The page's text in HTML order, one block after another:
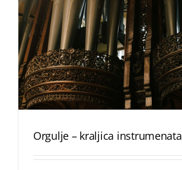
Orgulje – kraljica instrumenata